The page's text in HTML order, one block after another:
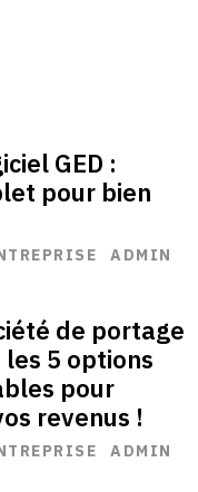
GED :
pour bien
ADMIN
de portage
les 5 options
pour
revenus !
ADMIN